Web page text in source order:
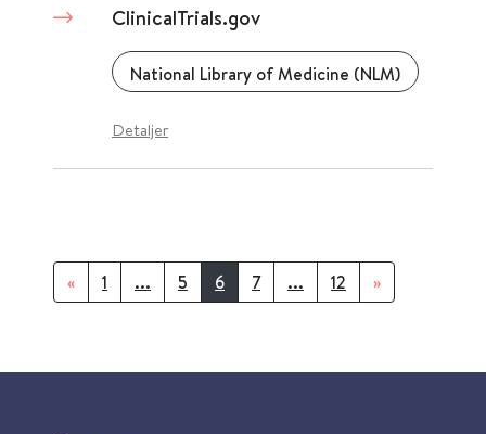
ClinicalTrials.gov
National Library of Medicine (NLM)
Detaljer
« 1 ... 5 6 7 ... 12 »